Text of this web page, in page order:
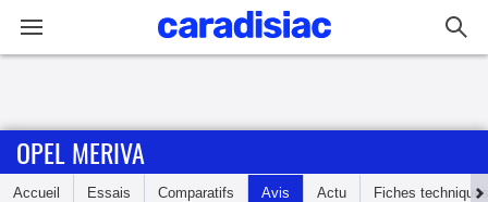
Accueil
OPEL MERIVA
Accueil Essais Comparatifs Avis Actu Fiches techniques